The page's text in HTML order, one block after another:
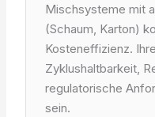
Mischsysteme mit
(Schaum, Karton)
Kosteneffizienz.
Zyklushaltbarkeit,
regulatorische
sein.